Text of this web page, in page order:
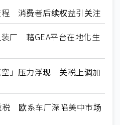
程 消费者后续权益引关注
厂 藉GEA平台在地化生
」压力浮现 关税上调加
税 欧系车厂深陷美中市场